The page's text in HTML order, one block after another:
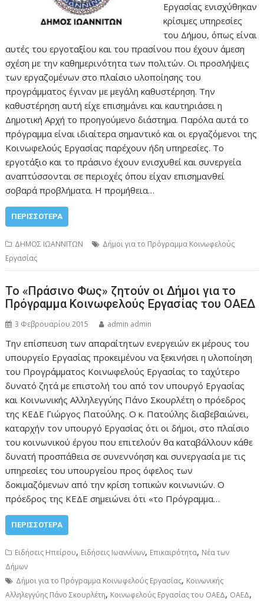
Εργασίας ενισχύθηκαν
κρίσιμες υπηρεσίες
του Δήμου, όπως είναι
αυτές του εργοταξίου και του πρασίνου που έχουν άμεση
σχέση με την καθημερινότητα των πολιτών. Οι προσλήψεις
των εργαζομένων στο πλαίσιο υλοποίησης του
προγράμματος έγιναν με μεγάλη καθυστέρηση. Την
καθυστέρηση αυτή είχε επισημάνει και καυτηριάσει η
Δημοτική Αρχή το προηγούμενο διάστημα. Παρόλα αυτά το
πρόγραμμα είναι ιδιαίτερα σημαντικό και οι εργαζόμενοι της
Κοινωφελούς Εργασίας παρέχουν ήδη υπηρεσίες. Το
εργοτάξιο και το πράσινο έχουν ενισχυθεί και συνεργεία
αναπτύσσονται σε περιοχές όπου είχαν επισημανθεί
σοβαρά προβλήματα. Η προμήθεια…
ΠΕΡΙΣΣΌΤΕΡΑ
ΔΗΜΟΣ ΙΩΑΝΝΙΤΩΝ
Δήμοι για το Πρόγραμμα Κοινωφελούς
Εργασίας
Το «Πράσινο Φως» ζητούν οι Δήμοι για το
Πρόγραμμα Κοινωφελούς Εργασίας του ΟΑΕΔ
3 Φεβρουαρίου 2015 admin admin
Την επίσπευση των απαραίτητων ενεργειών εκ μέρους του
υπουργείο Εργασίας προκειμένου να ξεκινήσει η υλοποίηση
του Προγράμματος Κοινωφελούς Εργασίας το ταχύτερο
δυνατό ζητά με επιστολή του από τον υπουργό Εργασίας
και Κοινωνικής Αλληλεγγύης Πάνο Σκουρλέτη ο πρόεδρος
της ΚΕΔΕ Γιώργος Πατούλης. Ο κ. Πατούλης διαβεβαιώνει,
καταρχήν τον υπουργό Εργασίας ότι οι δήμοι, στο πλαίσιο
του κοινωνικού έργου που επιτελούν θα καταβάλλουν κάθε
δυνατή προσπάθεια σε συνεννόηση και συνεργασία με τις
υπηρεσίες του υπουργείου προς όφελος των
δοκιμαζόμενων από την κρίση τοπικών κοινωνιών. Ο
πρόεδρος της ΚΕΔΕ σημειώνει ότι «το Πρόγραμμα…
ΠΕΡΙΣΣΌΤΕΡΑ
Ειδήσεις Ηπείρου, Ειδήσεις Ιωαννίνων, Επικαιρότητα, Νέα των
Δήμων
Δήμοι για το Πρόγραμμα Κοινωφελούς Εργασίας, Κοινωνικής
Αλληλεγγύης Πάνο Σκουρλέτη, Κοινωφελούς Εργασίας του ΟΑΕΔ, ΟΑΕΔ,